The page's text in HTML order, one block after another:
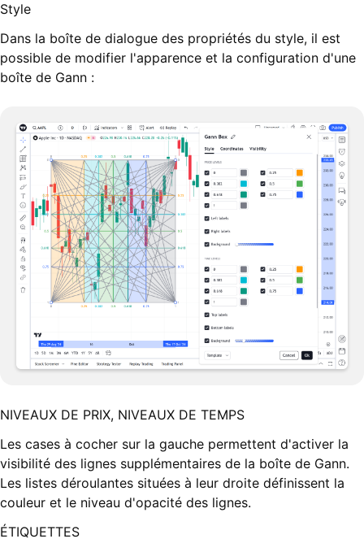
Style
Dans la boîte de dialogue des propriétés du style, il est
possible de modifier l'apparence et la configuration d'une
boîte de Gann :
NIVEAUX DE PRIX, NIVEAUX DE TEMPS
Les cases à cocher sur la gauche permettent d'activer la
visibilité des lignes supplémentaires de la boîte de Gann.
Les listes déroulantes situées à leur droite définissent la
couleur et le niveau d'opacité des lignes.
ÉTIQUETTES